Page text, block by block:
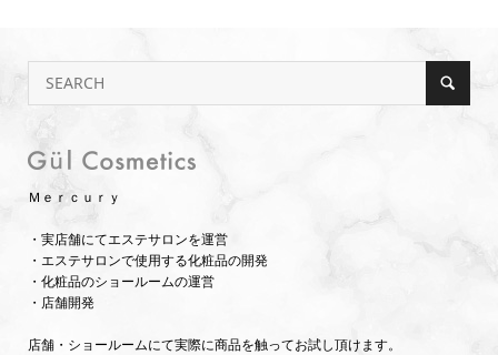
Ｍｅｒｃｕｒｙ
・実店舗にてエステサロンを運営
・エステサロンで使用する化粧品の開発
・化粧品のショールームの運営
・店舗開発
店舗・ショールームにて実際に商品を触ってお試し頂けます。